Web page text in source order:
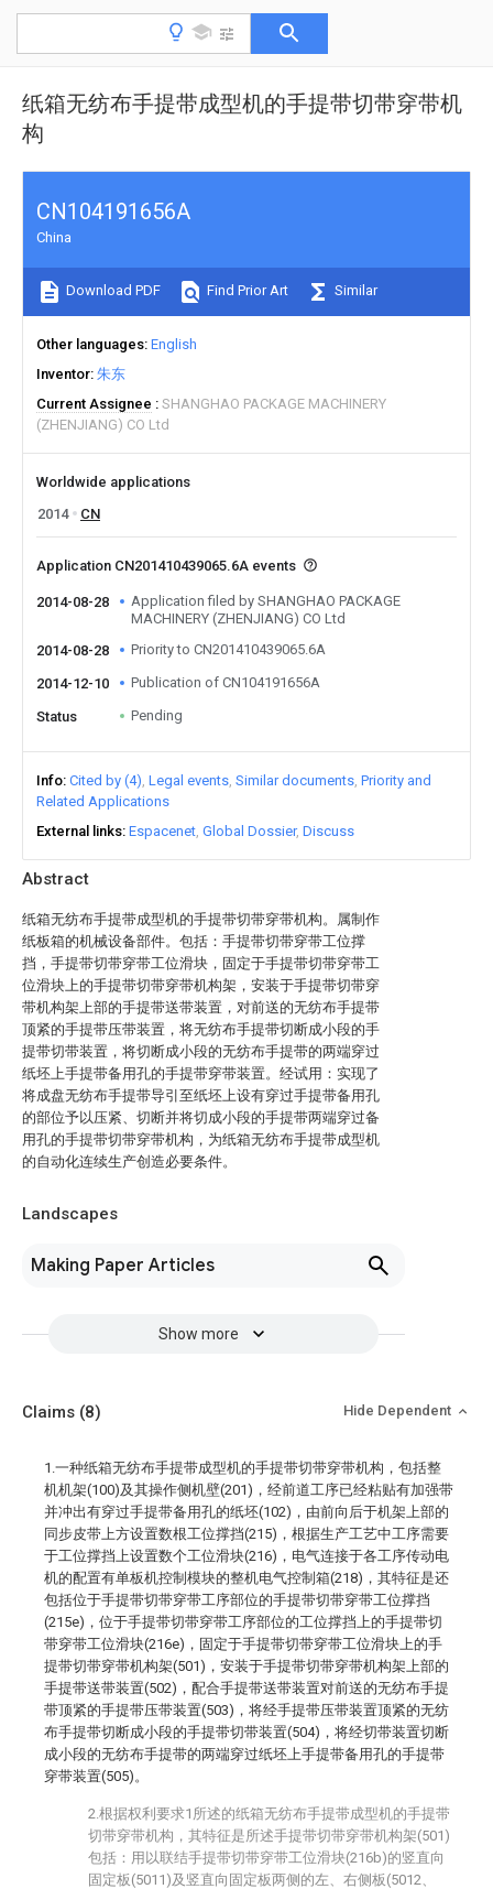
纸箱无纺布手提带成型机的手提带切带穿带机
构
Abstract
纸箱无纺布手提带成型机的手提带切带穿带机构。属制作
纸板箱的机械设备部件。包括：手提带切带穿带工位撑
挡，手提带切带穿带工位滑块，固定于手提带切带穿带工
位滑块上的手提带切带穿带机构架，安装于手提带切带穿
带机构架上部的手提带送带装置，对前送的无纺布手提带
顶紧的手提带压带装置，将无纺布手提带切断成小段的手
提带切带装置，将切断成小段的无纺布手提带的两端穿过
纸坯上手提带备用孔的手提带穿带装置。经试用：实现了
将成盘无纺布手提带导引至纸坯上设有穿过手提带备用孔
的部位予以压紧、切断并将切成小段的手提带两端穿过备
用孔的手提带切带穿带机构，为纸箱无纺布手提带成型机
的自动化连续生产创造必要条件。
Landscapes
Making Paper Articles
Show more
CN104191656A
China
Download PDF Find Prior Art Similar
Other languages English
Inventor 朱东
Current Assignee
SHANGHAO PACKAGE MACHINERY
(ZHENJIANG) CO Ltd
Worldwide applications
2014
CN
Application CN201410439065.6A events
2014-08-28
Application filed by SHANGHAO PACKAGE
MACHINERY (ZHENJIANG) CO Ltd
2014-08-28
Priority to CN201410439065.6A
2014-12-10 Publication of CN104191656A
Status Pending
Info Cited by (4) Legal events Similar documents Priority and
Related Applications
External links Espacenet Global Dossier Discuss
Claims (8) Hide Dependent
1.一种纸箱无纺布手提带成型机的手提带切带穿带机构，包括整
机机架(100)及其操作侧机壁(201)，经前道工序已经粘贴有加强带
并冲出有穿过手提带备用孔的纸坯(102)，由前向后于机架上部的
同步皮带上方设置数根工位撑挡(215)，根据生产工艺中工序需要
于工位撑挡上设置数个工位滑块(216)，电气连接于各工序传动电
机的配置有单板机控制模块的整机电气控制箱(218)，其特征是还
包括位于手提带切带穿带工序部位的手提带切带穿带工位撑挡
(215e)，位于手提带切带穿带工序部位的工位撑挡上的手提带切
带穿带工位滑块(216e)，固定于手提带切带穿带工位滑块上的手
提带切带穿带机构架(501)，安装于手提带切带穿带机构架上部的
手提带送带装置(502)，配合手提带送带装置对前送的无纺布手提
带顶紧的手提带压带装置(503)，将经手提带压带装置顶紧的无纺
布手提带切断成小段的手提带切带装置(504)，将经切带装置切断
成小段的无纺布手提带的两端穿过纸坯上手提带备用孔的手提带
穿带装置(505)。
2.根据权利要求1所述的纸箱无纺布手提带成型机的手提带
切带穿带机构，其特征是所述手提带切带穿带机构架(501)
包括：用以联结手提带切带穿带工位滑块(216b)的竖直向
固定板(5011)及竖直向固定板两侧的左、右侧板(5012、